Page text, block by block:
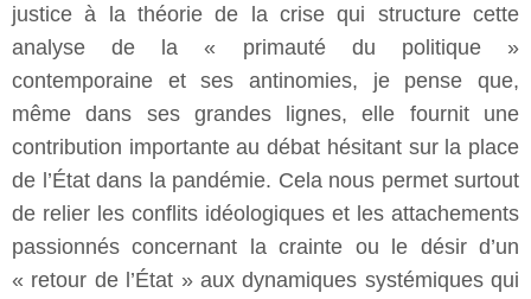
justice à la théorie de la crise qui structure cette
analyse de la « primauté du politique »
contemporaine et ses antinomies, je pense que,
même dans ses grandes lignes, elle fournit une
contribution importante au débat hésitant sur la place
de l’État dans la pandémie. Cela nous permet surtout
de relier les conflits idéologiques et les attachements
passionnés concernant la crainte ou le désir d’un
« retour de l’État » aux dynamiques systémiques qui